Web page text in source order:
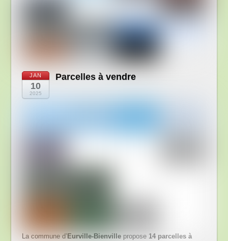
JAN
10
2025
Parcelles à vendre
La commune d’Eurville-Bienvillepropose 14 parcelles à